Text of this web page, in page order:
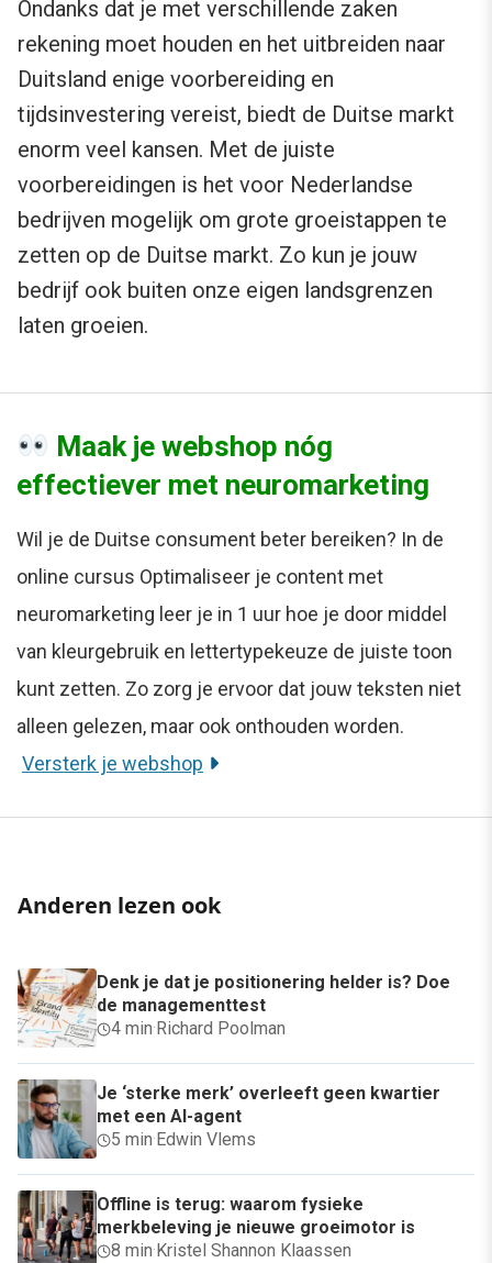
Ondanks dat je met verschillende zaken
rekening moet houden en het uitbreiden naar
Duitsland enige voorbereiding en
tijdsinvestering vereist, biedt de Duitse markt
enorm veel kansen. Met de juiste
voorbereidingen is het voor Nederlandse
bedrijven mogelijk om grote groeistappen te
zetten op de Duitse markt. Zo kun je jouw
bedrijf ook buiten onze eigen landsgrenzen
laten groeien.
Maak je webshop nóg
effectiever met neuromarketing
Wil je de Duitse consument beter bereiken? In de
online cursus Optimaliseer je content met
neuromarketing leer je in 1 uur hoe je door middel
van kleurgebruik en lettertypekeuze de juiste toon
kunt zetten. Zo zorg je ervoor dat jouw teksten niet
alleen gelezen, maar ook onthouden worden.
Versterk je webshop
Anderen lezen ook
Denk je dat je positionering helder is? Doe
de managementtest
4 min· Richard Poolman
Je ‘sterke merk’ overleeft geen kwartier
met een AI-agent
5 min· Edwin Vlems
Offline is terug: waarom fysieke
merkbeleving je nieuwe groeimotor is
8 min· Kristel Shannon Klaassen